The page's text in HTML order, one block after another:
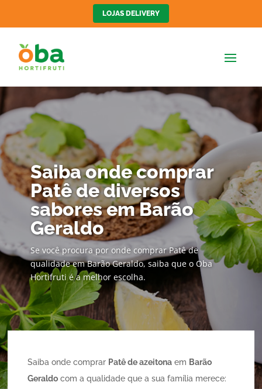
LOJAS DELIVERY
Saiba onde comprar
Patê de diversos
sabores em Barão
Geraldo
Se você procura por onde comprar Patê de
qualidade em Barão Geraldo, saiba que o Oba
Hortifruti é a melhor escolha.
Saiba onde comprar Patê de azeitona em Barão
Geraldo com a qualidade que a sua família merece: